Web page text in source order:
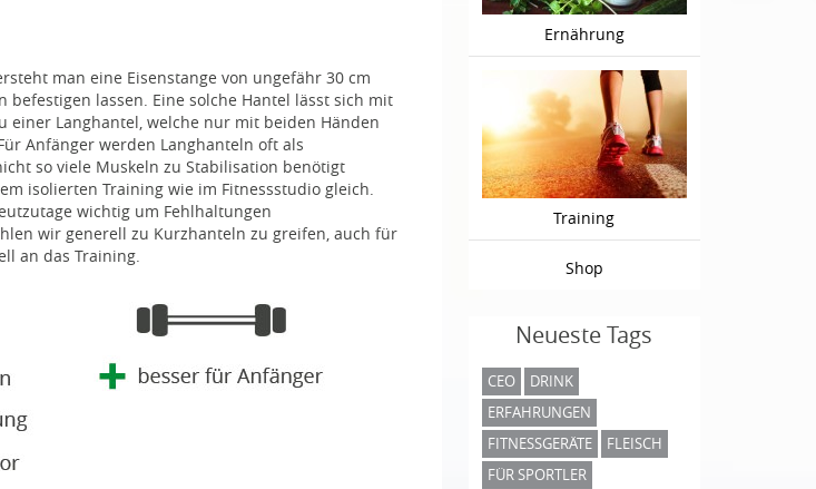
man eine Eisenstange von ungefähr 30 cm
befestigen lassen. Eine solche Hantel lässt sich mit
einer Langhantel, welche nur mit beiden Händen
Anfänger werden Langhanteln oft als
so viele Muskeln zu Stabilisation benötigt
isolierten Training wie im Fitnessstudio gleich.
wichtig um Fehlhaltungen
wir generell zu Kurzhanteln zu greifen, auch für
an das Training.
Ernährung
Training
Shop
Neueste Tags
CEO
DRINK
ERFAHRUNGEN
FITNESSGERÄTE
FLEISCH
FÜR SPORTLER